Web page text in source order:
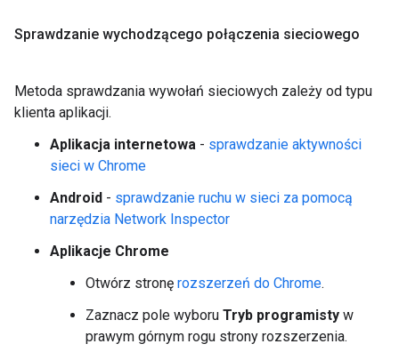
Sprawdzanie wychodzącego połączenia sieciowego
Metoda sprawdzania wywołań sieciowych zależy od typu
klienta aplikacji.
Aplikacja internetowa - sprawdzanie aktywności
sieci w Chrome
Android - sprawdzanie ruchu w sieci za pomocą
narzędzia Network Inspector
Aplikacje Chrome
Otwórz stronę rozszerzeń do Chrome.
Zaznacz pole wyboru Tryb programisty w
prawym górnym rogu strony rozszerzenia.